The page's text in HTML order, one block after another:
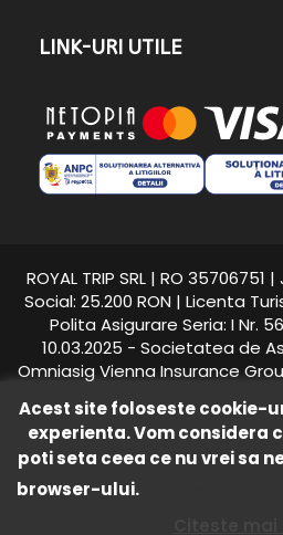
LINK-URI UTILE
ROYAL TRIP SRL | RO
Social: 25.200 RON | Licenta
Polita Asigurare Seria: I Nr.
10.03.2025 - Societatea de
Omniasig Vienna Insurance
Royal Trip © 2016 -2026toate
Intretinere si promovare
Termeni si Conditii
Acest site foloseste cookie-
experienta. Vom considera
poti seta ceea ce nu vrei sa
browser-ului.